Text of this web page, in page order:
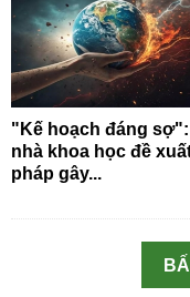
"Kế hoạch đáng
nhà khoa học đề
pháp gây...